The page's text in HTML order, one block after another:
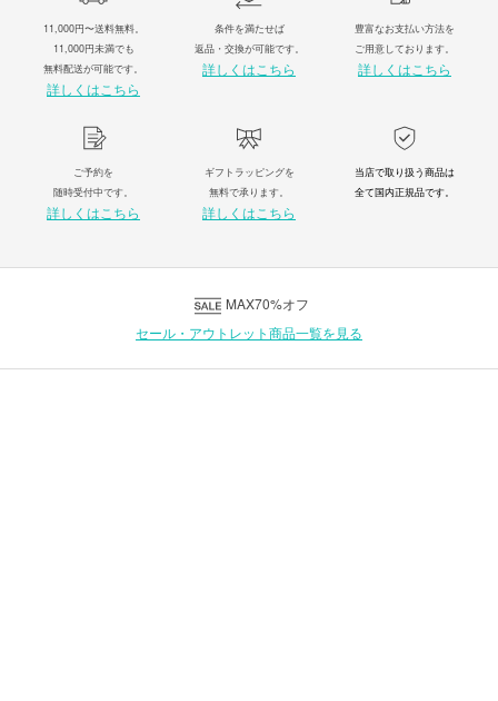
11,000円〜送料無料。
11,000円未満でも
無料配送が可能です。
詳しくはこちら
条件を満たせば
返品・交換が可能です。
詳しくはこちら
豊富なお支払い方法を
ご用意しております。
詳しくはこちら
ご予約を
随時受付中です。
詳しくはこちら
ギフトラッピングを
無料で承ります。
詳しくはこちら
当店で取り扱う商品は
全て国内正規品です。
MAX70%オフ
セール・アウトレット商品一覧を見る